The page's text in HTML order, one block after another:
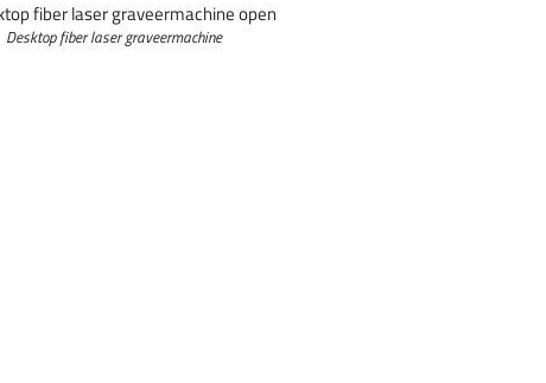
Desktop fiber laser graveermachine